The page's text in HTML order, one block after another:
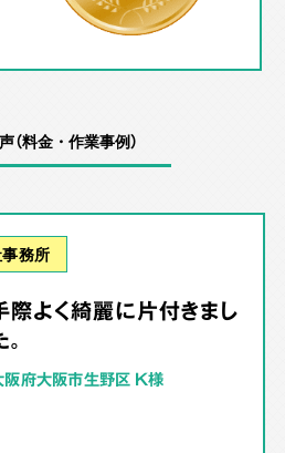
（料金・作業事例）
務所
際よく綺麗に片付きまし
阪府大阪市生野区 K様